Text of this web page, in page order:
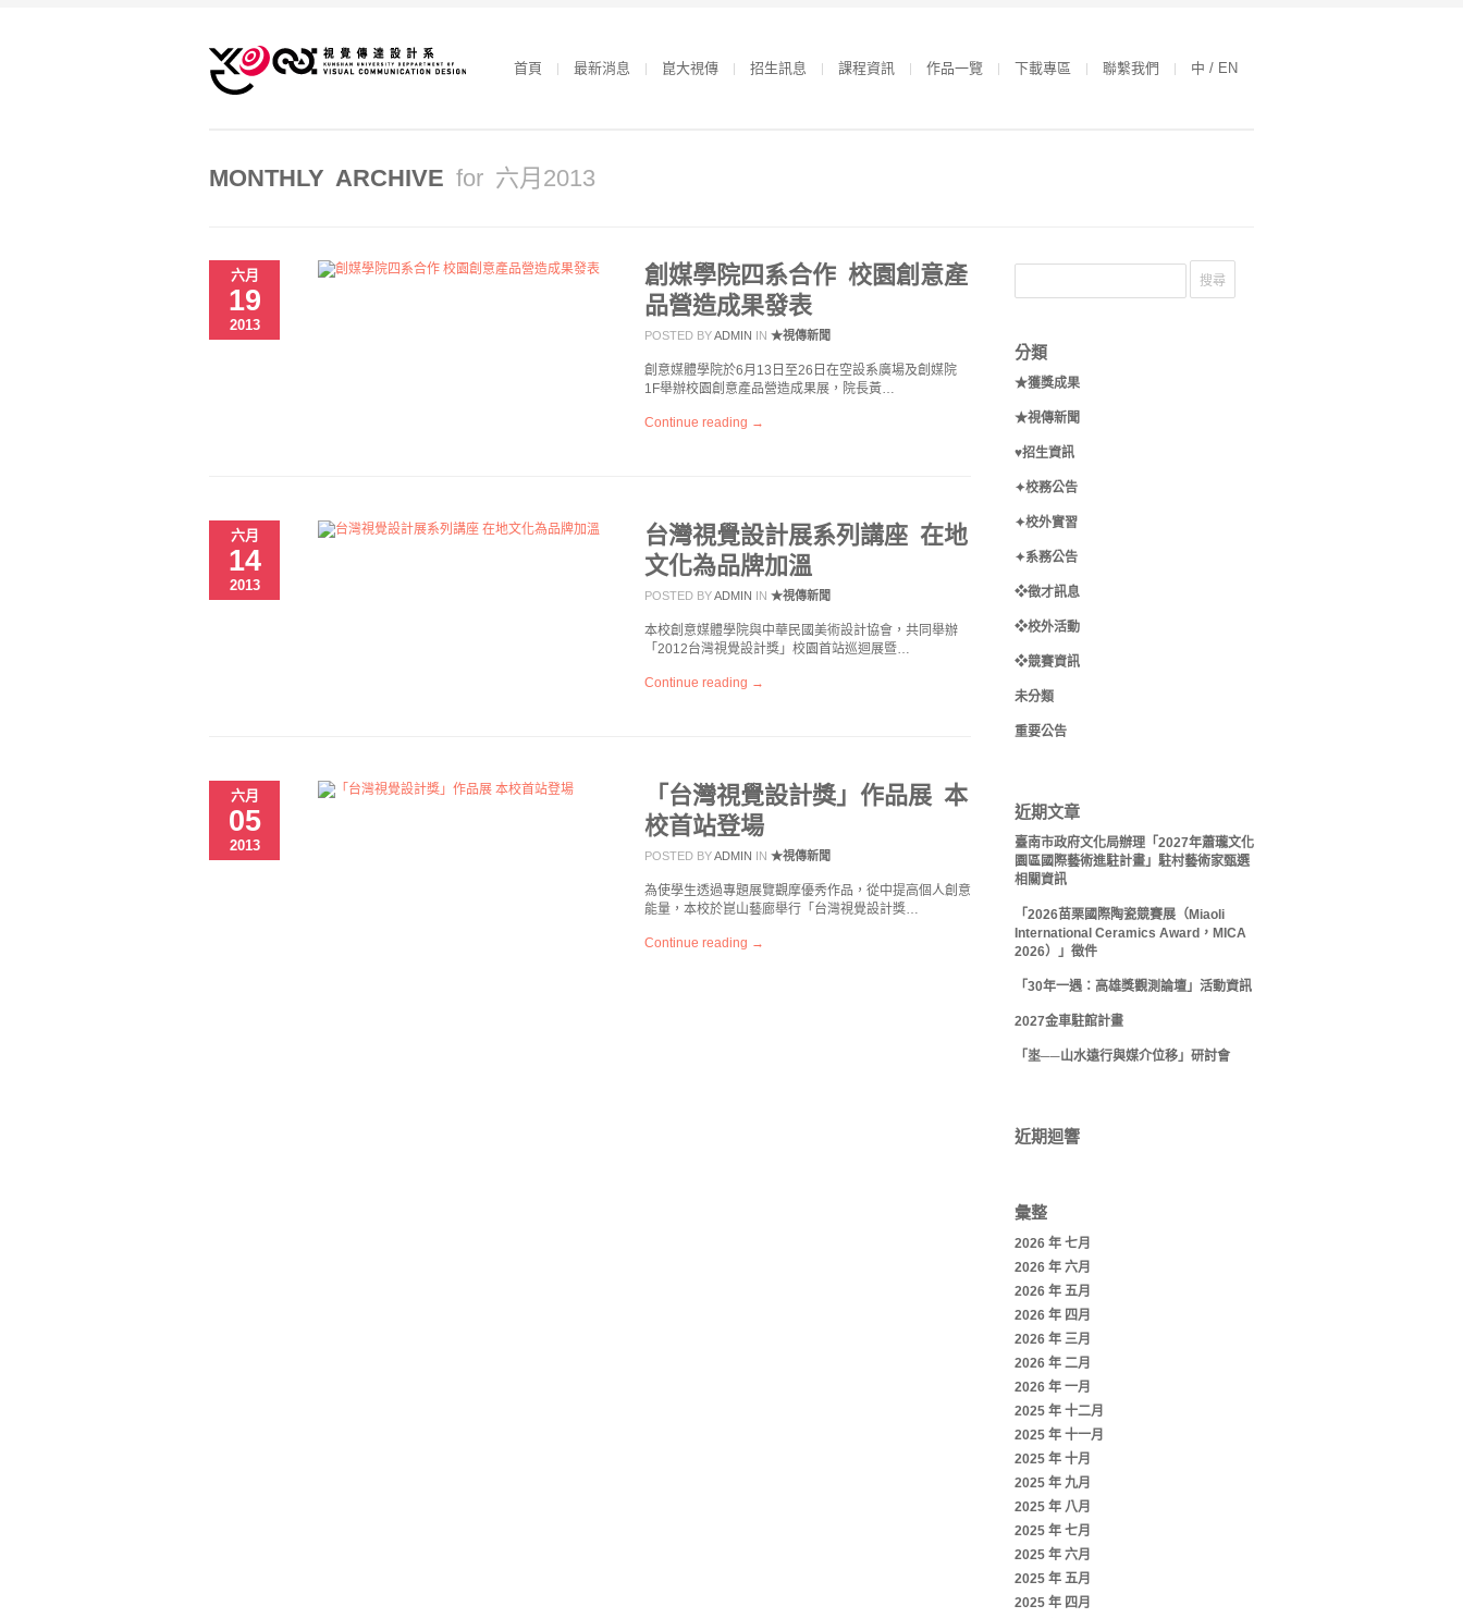
首頁 最新消息 崑大視傳 招生訊息 課程資訊 作品一覽 下載專區 聯繫我們 中 / EN
MONTHLY ARCHIVE for 六月2013
六月
19
2013
創媒學院四系合作 校園創意產
品營造成果發表
POSTED BYADMIN IN ★視傳新聞
創意媒體學院於6月13日至26日在空設系廣場及創媒院
1F舉辦校園創意產品營造成果展，院長黃…
Continue reading →
六月
14
2013
台灣視覺設計展系列講座 在地
文化為品牌加溫
POSTED BYADMIN IN ★視傳新聞
本校創意媒體學院與中華民國美術設計協會，共同舉辦
「2012台灣視覺設計獎」校園首站巡迴展暨…
Continue reading →
六月
05
2013
「台灣視覺設計獎」作品展 本
校首站登場
POSTED BYADMIN IN ★視傳新聞
為使學生透過專題展覽觀摩優秀作品，從中提高個人創意
能量，本校於崑山藝廊舉行「台灣視覺設計獎…
Continue reading →
分類
★獲獎成果
★視傳新聞
♥招生資訊
✦校務公告
✦校外實習
✦系務公告
❖徵才訊息
❖校外活動
❖競賽資訊
未分類
重要公告
近期文章
臺南市政府文化局辦理「2027年蕭瓏文化
園區國際藝術進駐計畫」駐村藝術家甄選
相關資訊
「2026苗栗國際陶瓷競賽展（Miaoli
International Ceramics Award，MICA
2026）」徵件
「30年一遇：高雄獎觀測論壇」活動資訊
2027金車駐館計畫
「埊──山水遠行與媒介位移」研討會
近期迴響
彙整
2026 年 七月
2026 年 六月
2026 年 五月
2026 年 四月
2026 年 三月
2026 年 二月
2026 年 一月
2025 年 十二月
2025 年 十一月
2025 年 十月
2025 年 九月
2025 年 八月
2025 年 七月
2025 年 六月
2025 年 五月
2025 年 四月